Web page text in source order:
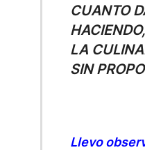
CUANTO
LA
SIN
Llevo